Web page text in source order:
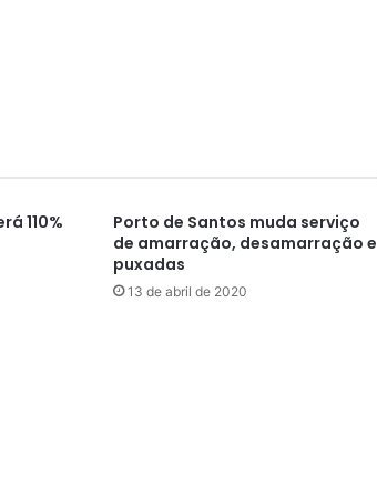
110%
Porto de Santos muda serviço
de amarração, desamarração e
puxadas
13 de abril de 2020